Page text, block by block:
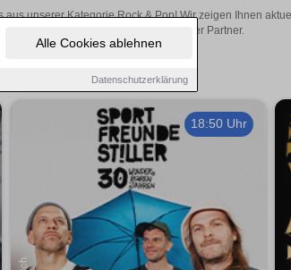
Alle Cookies ablehnen
Datenschutzerklärung
unserer Kategorie Rock & Pop! Wir zeigen Ihnen
den Online-Kartenverkauf unserer Partner.
18:50 Uhr